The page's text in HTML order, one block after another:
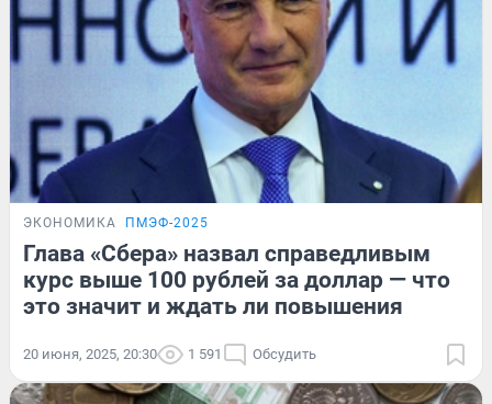
ЭКОНОМИКА ПМЭФ-2025
Глава «Сбера» назвал справедливым
курс выше 100 рублей за доллар — что
это значит и ждать ли повышения
20 июня, 2025, 20:30 1 591 Обсудить